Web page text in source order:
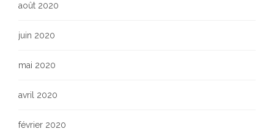
août 2020
juin 2020
mai 2020
avril 2020
février 2020